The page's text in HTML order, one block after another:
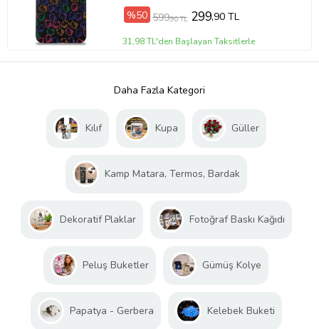
%50 599,90 TL 299,90 TL
31,98 TL'den Başlayan Taksitlerle
Daha Fazla Kategori
Kılıf Kupa Güller
Kamp Matara, Termos, Bardak
Dekoratif Plaklar Fotoğraf Baskı Kağıdı
Peluş Buketler Gümüş Kolye
Papatya - Gerbera Kelebek Buketi